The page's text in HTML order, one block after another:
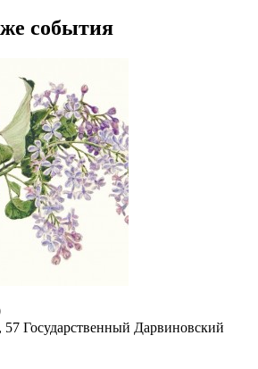
события
57 Государственный Дарвиновский